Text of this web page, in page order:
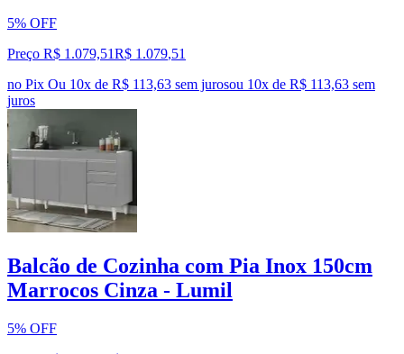
5% OFF
Preço R$ 1.079,51R$ 1.079,51
no Pix Ou 10x de R$ 113,63 sem jurosou 10x de R$ 113,63 sem
juros
Balcão de Cozinha com Pia Inox 150cm
Marrocos Cinza - Lumil
5% OFF